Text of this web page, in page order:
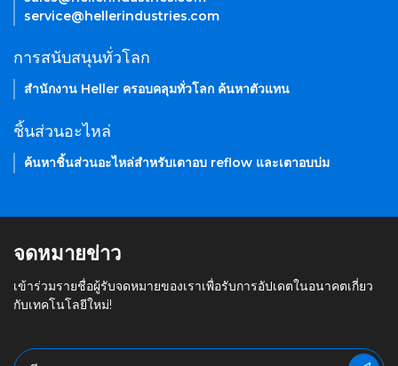
service@hellerindustries.com
การสนับสนุนทั่วโลก
สำนักงาน Heller ครอบคลุมทั่วโลก ค้นหาตัวแทน
ชิ้นส่วนอะไหล่
ค้นหาชิ้นส่วนอะไหล่สำหรับเตาอบ reflow และเตาอบบ่ม
จดหมายข่าว
เข้าร่วมรายชื่อผู้รับจดหมายของเราเพื่อรับการอัปเดตในอนาคตเกี่ยว
กับเทคโนโลยีใหม่!